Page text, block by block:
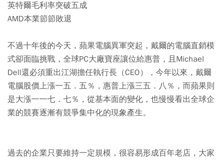
英特爾毛利率突破五成
AMD本業節節敗退
不過十年後的今天，蘋果電腦異軍突起，戴爾的電腦直銷模
式卻面臨挑戰，全球PC大廠寶座讓位給惠普，且Michael
Dell還必須重出江湖擔任執行長（CEO），今年以來，戴爾
電腦股價上漲一五．五％，惠普上漲三五．八％，而蘋果則
是大漲一一七．七％，從基本面的變化，也慢慢看出全球企
業的競賽逐漸有競爭集中化的現象產生。
過去的企業只要維持一定規模，很容易形成百年老店，大家